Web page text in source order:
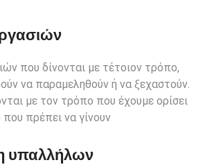
που δίνονται με τέτοιον τρόπο,
να παραμεληθούν ή να ξεχαστούν.
με τον τρόπο που έχουμε ορίσει
πρέπει να γίνουν
υπαλλήλων